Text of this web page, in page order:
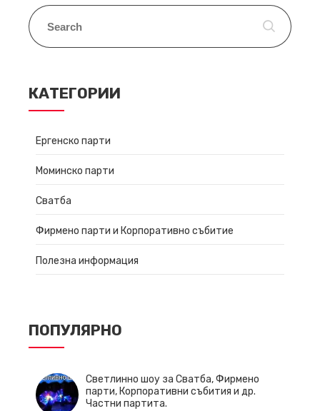
КАТЕГОРИИ
Ергенско парти
Моминско парти
Сватба
Фирмено парти и Корпоративно събитие
Полезна информация
ПОПУЛЯРНО
Светлинно шоу за Сватба, Фирмено
парти, Корпоративни събития и др.
Частни партита.